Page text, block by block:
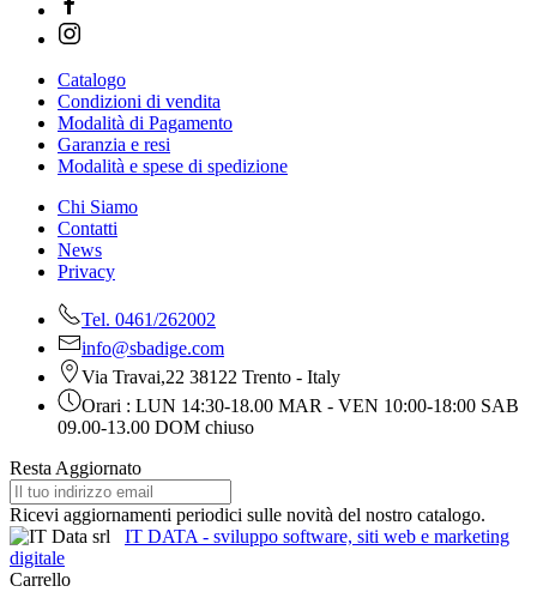
Catalogo
Condizioni di vendita
Modalità di Pagamento
Garanzia e resi
Modalità e spese di spedizione
Chi Siamo
Contatti
News
Privacy
Tel. 0461/262002
info@sbadige.com
Via Travai,22 38122 Trento - Italy
Orari : LUN 14:30-18.00 MAR - VEN 10:00-18:00 SAB
09.00-13.00 DOM chiuso
Resta Aggiornato
Ricevi aggiornamenti periodici sulle novità del nostro catalogo.
IT DATA - sviluppo software, siti web e marketing
digitale
Carrello